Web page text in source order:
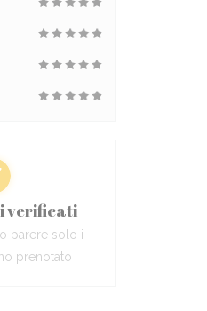
verificati
parere solo i
prenotato